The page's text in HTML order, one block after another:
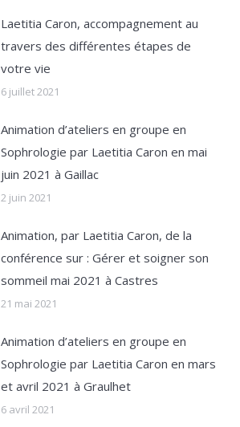
Laetitia Caron, accompagnement au
travers des différentes étapes de
votre vie
6 juillet 2021
Animation d’ateliers en groupe en
Sophrologie par Laetitia Caron en mai
juin 2021 à Gaillac
2 juin 2021
Animation, par Laetitia Caron, de la
conférence sur : Gérer et soigner son
sommeil mai 2021 à Castres
21 mai 2021
Animation d’ateliers en groupe en
Sophrologie par Laetitia Caron en mars
et avril 2021 à Graulhet
6 avril 2021